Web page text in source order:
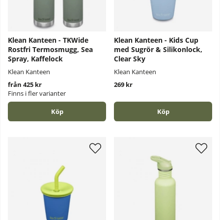
Klean Kanteen - TKWide
Rostfri Termosmugg, Sea
Spray, Kaffelock
Klean Kanteen
från 425 kr
Finns i fler varianter
Köp
Klean Kanteen - Kids Cup
med Sugrör & Silikonlock,
Clear Sky
Klean Kanteen
269 kr
Köp